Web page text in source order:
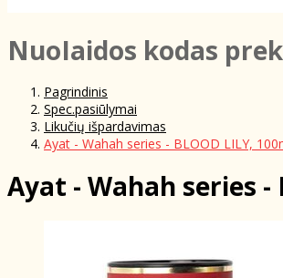
NuoIaidos kodas
Pagrindinis
Spec.pasiūlymai
Likučių išpardavimas
Ayat - Wahah series - BLOOD LILY,
Ayat - Wahah series -